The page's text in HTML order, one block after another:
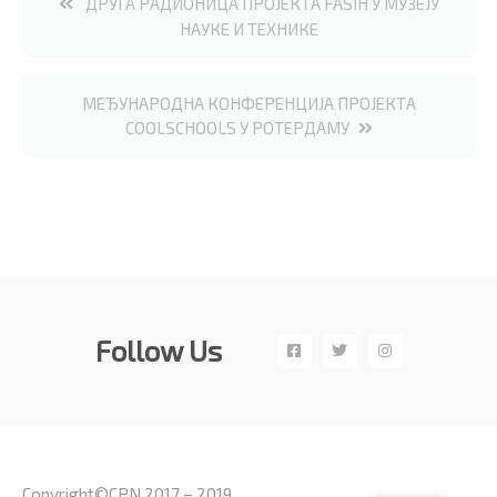
НАУКЕ И ТЕХНИКЕ
МЕЂУНАРОДНА КОНФЕРЕНЦИЈА ПРОЈЕКТА
COOLSCHOOLS У РОТЕРДАМУ
Follow Us